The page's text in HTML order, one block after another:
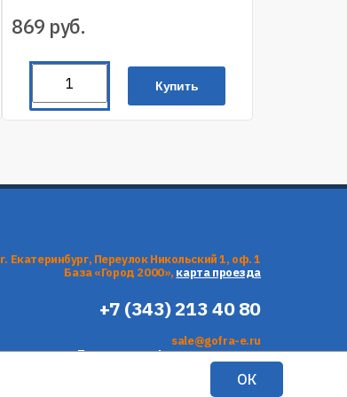
869 руб.
Купить
г. Екатеринбург, Переулок Никольский 1, оф. 1
База «Город 2000», карта проезда
+7 (343) 213 40 80
sale@gofra-e.ru
Политика конфиденциальности
Согласие на обработку персональных данных
inRework
ОК